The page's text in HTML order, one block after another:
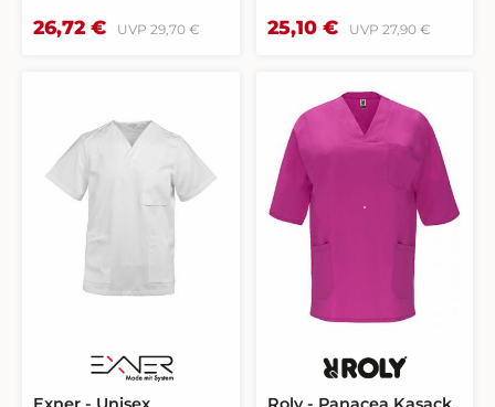
Kellerfalte im Rücken 2
Hineinschlüpfen durch
Stretch-Anteil
Rückenlänge bei Gr. M
74 cm
Verkaufspreis:
26,72 € UVPRegulärer Preis:
29,70 €
Vorder- und
M: 71 cmPassform: Slim
(enger geschnitten)
Verkaufspreis:
25,10 € UVP Regulärer Preis:
27,90 €